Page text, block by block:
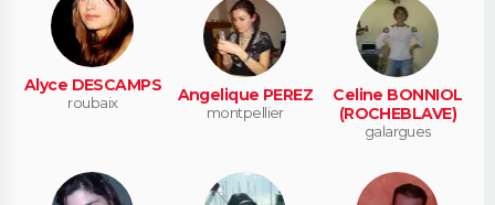
Alyce DESCAMPS
roubaix Angelique PEREZ
montpellier
Celine BONNIOL
(ROCHEBLAVE)
galargues